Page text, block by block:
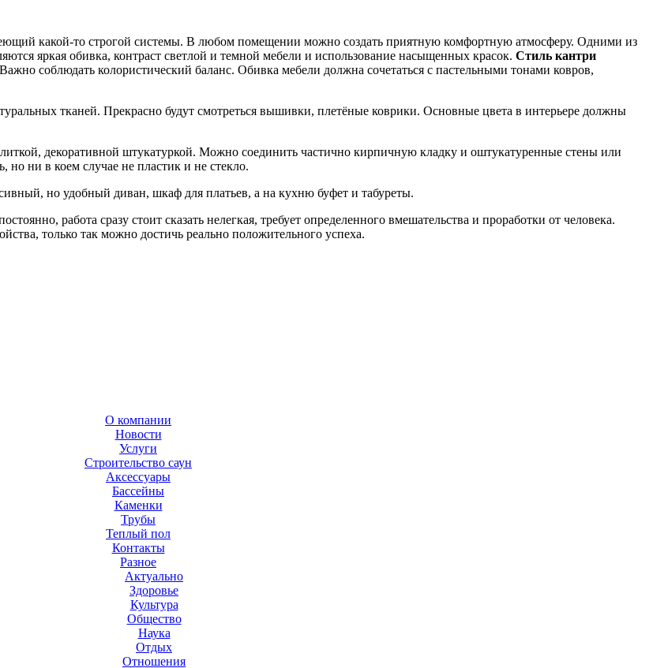
какой-то строгой системы. В любом помещении можно создать приятную комфортную атмосферу. Одними из
яркая обивка, контраст светлой и темной мебели и использование насыщенных красок. Стиль кантри
соблюдать колористический баланс. Обивка мебели должна сочетаться с пастельными тонами ковров,
тканей. Прекрасно будут смотреться вышивки, плетёные коврики. Основные цвета в интерьере должны
декоративной штукатуркой. Можно соединить частично кирпичную кладку и оштукатуренные стены или
но ни в коем случае не пластик и не стекло.
но удобный диван, шкаф для платьев, а на кухню буфет и табуреты.
работа сразу стоит сказать нелегкая, требует определенного вмешательства и проработки от человека.
только так можно достичь реально положительного успеха.
О компании
Новости
Услуги
Строительство саун
Аксесcуары
Бассейны
Каменки
Трубы
Теплый пол
Контакты
Разное
Актуально
Здоровье
Культура
Общество
Наука
Отдых
Отношения